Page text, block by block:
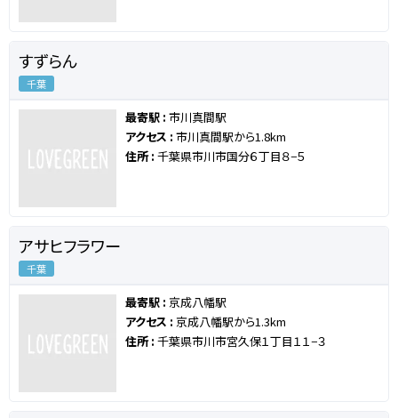
すずらん
千葉
最寄駅 : 市川真間駅
アクセス : 市川真間駅から1.8km
住所 : 千葉県市川市国分６丁目８−５
アサヒフラワー
千葉
最寄駅 : 京成八幡駅
アクセス : 京成八幡駅から1.3km
住所 : 千葉県市川市宮久保１丁目１１−３